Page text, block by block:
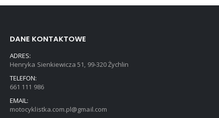
DANE KONTAKTOWE
ADRES:
Henryka Sienkiewicza 51, 99-320 Żychlin
TELEFON:
661 111 986
EMAIL:
motocyklistka.com.pl@gmail.com